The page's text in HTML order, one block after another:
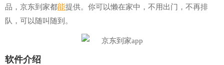
品，京东到家都能提供。你可以懒在家中，不用出门，不再排
队，可以随叫随到。
软件介绍